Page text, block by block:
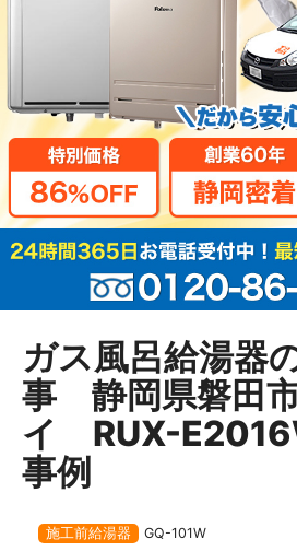
ガス風呂給湯器
事 静岡県磐田
イ RUX-
事例
施工前給湯器 GQ-101W